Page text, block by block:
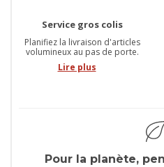
Service gros colis
Planifiez la livraison d'articles
volumineux au pas de porte.
Lire plus
Pour la planète,